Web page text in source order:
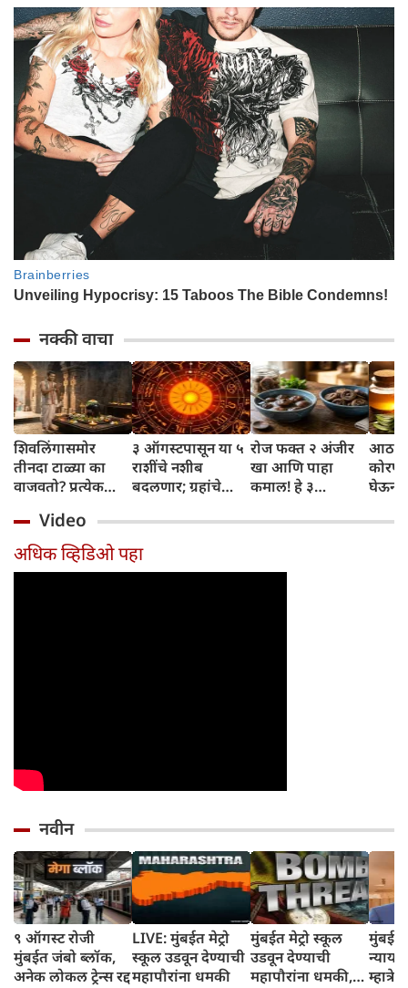
नक्की वाचा
शिवलिंगासमोर
तीनदा टाळ्या का
वाजवतो? प्रत्येक
जाणून घ्या
३ ऑगस्टपासून या ५
राशींचे नशीब
बदलणार; ग्रहांचे
संपतील आणि शुभ
दिवसांची सुरुवात
होईल
रोज फक्त २ अंजीर
खा आणि पाहा
कमाल! हे ३
तुम्हाला ठाऊक
घेऊन
Video
अधिक व्हिडिओ पहा
नवीन
९ ऑगस्ट रोजी
मुंबईत जंबो ब्लॉक,
अनेक लोकल ट्रेन्स रद्द
LIVE: मुंबईत मेट्रो
स्कूल उडवून देण्याची
महापौरांना धमकी
मुंबईत मेट्रो स्कूल
उडवून देण्याची
महापौरांना धमकी,
मुंबई
म्हात्रे